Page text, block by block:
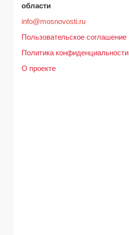
области
info@mosnovosti.ru
Пользовательское соглашение
Политика конфиденциальности
О проекте